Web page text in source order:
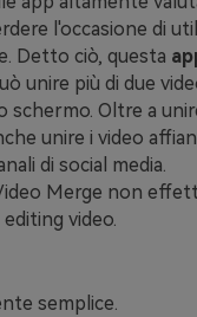
l'occasione di
Detto ciò, questa
unire più di due
schermo. Oltre a
unire i video
di social media.
Merge non
video.
semplice.